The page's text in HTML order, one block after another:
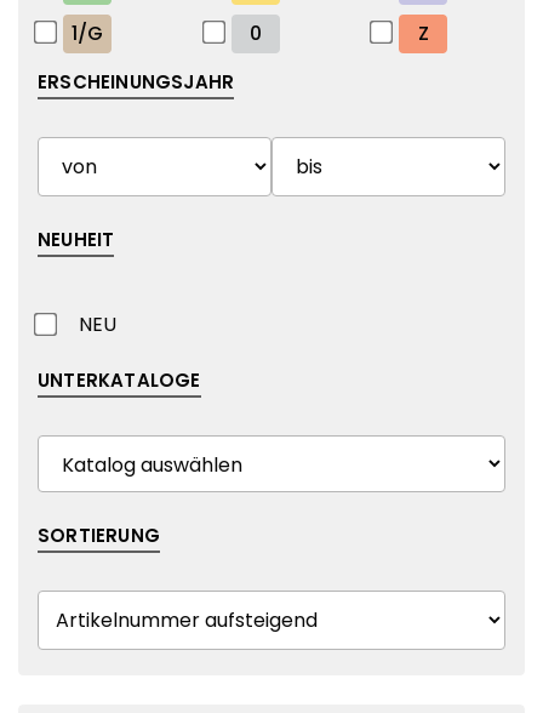
1/G
0 Z
ERSCHEINUNGSJAHR
NEUHEIT
NEU
UNTERKATALOGE
SORTIERUNG